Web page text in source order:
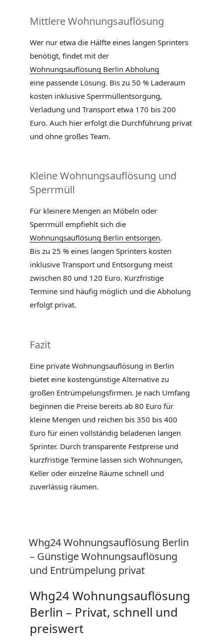
Mittlere Wohnungsauflösung
Wer nur etwa die Hälfte eines langen Sprinters
benötigt, findet mit der
Wohnungsauflösung Berlin Abholung
eine passende Lösung. Bis zu 50 % Laderaum
kosten inklusive Sperrmüllentsorgung,
Verladung und Transport etwa 170 bis 200
Euro. Auch hier erfolgt die Durchführung privat
und ohne großes Team.
Kleine Wohnungsauflösung und
Sperrmüll
Für kleinere Mengen an Möbeln oder
Sperrmüll empfiehlt sich die
Wohnungsauflösung Berlin entsorgen.
Bis zu 25 % eines langen Sprinters kosten
inklusive Transport und Entsorgung meist
zwischen 80 und 120 Euro. Kurzfristige
Termine sind häufig möglich und die Abholung
erfolgt privat.
Fazit
Eine private Wohnungsauflösung in Berlin
bietet eine kostengünstige Alternative zu
großen Entrümpelungsfirmen. Je nach Umfang
beginnen die Preise bereits ab 80 Euro für
kleine Mengen und reichen bis 350 bis 400
Euro für einen vollständig beladenen langen
Sprinter. Durch transparente Festpreise und
kurzfristige Termine lassen sich Wohnungen,
Keller oder einzelne Räume schnell und
zuverlässig räumen.
VERÖFFENTLICHT
AM
Whg24 Wohnungsauflösung Berlin
– Günstige Wohnungsauflösung
und Entrümpelung privat
Whg24 Wohnungsauflösung
Berlin – Privat, schnell und
preiswert